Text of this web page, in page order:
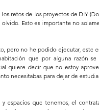
retos de los proyectos de DIY
Esto es importante no
pero no he podido ejecutar, este
que por alguna razón
quiere decir que no estoy
necesitabas para dejar de
espacios que tenemos, el